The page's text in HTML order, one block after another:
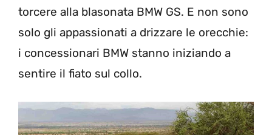
torcere alla blasonata BMW GS. E non sono
solo gli appassionati a drizzare le orecchie:
i concessionari BMW stanno iniziando a
sentire il fiato sul collo.